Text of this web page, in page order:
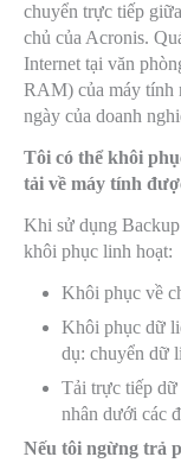
chuyển trực tiếp
chủ của Acronis.
Internet tại văn
RAM) của máy tính
ngày của doanh
Tôi có thể khôi
tải về máy tính
Khi sử dụng
khôi phục linh hoạt:
Khôi phục về
Khôi phục dữ
dụ: chuyển dữ
Tải trực tiếp dữ
nhân dưới các
Nếu tôi ngừng trả